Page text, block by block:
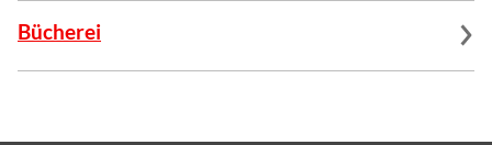
Bücherei